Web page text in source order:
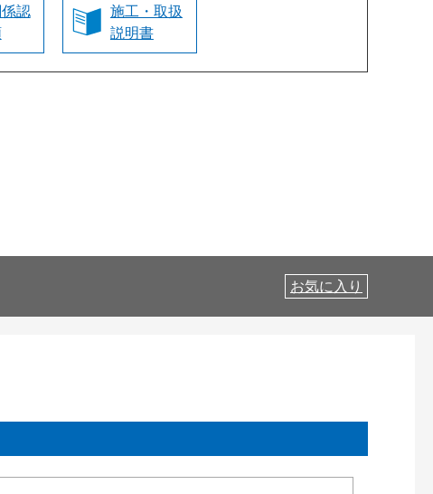
認
施工・取扱
説明書
お気に入り